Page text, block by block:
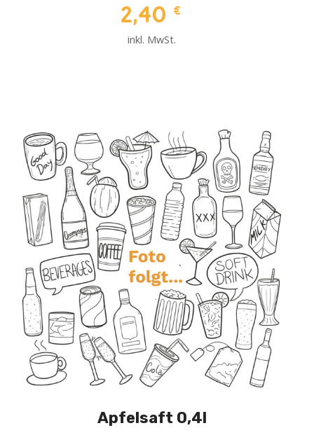
2,40 €
inkl. MwSt.
Apfelsaft 0,4l